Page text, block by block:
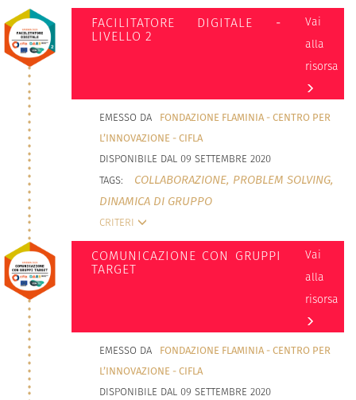
FACILITATORE DIGITALE -
LIVELLO 2
Vai
alla
risorsa
EMESSO DA
FONDAZIONE FLAMINIA - CENTRO PER
L’INNOVAZIONE - CIFLA
DISPONIBILE DAL 09 SETTEMBRE 2020
TAGS:
COLLABORAZIONE, PROBLEM SOLVING,
DINAMICA DI GRUPPO
CRITERI
COMUNICAZIONE CON GRUPPI
TARGET
Vai
alla
risorsa
EMESSO DA
FONDAZIONE FLAMINIA - CENTRO PER
L’INNOVAZIONE - CIFLA
DISPONIBILE DAL 09 SETTEMBRE 2020